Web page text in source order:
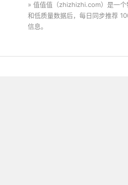
» 值值值（zhizhizhi.com）是一
和低质量数据后，每日同步推荐
信息。